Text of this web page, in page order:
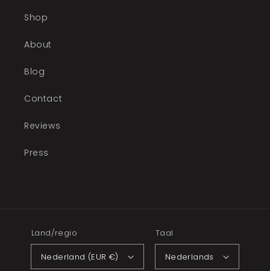
Shop
About
Blog
Contact
Reviews
Press
Land/regio
Nederland (EUR €)
Taal
Nederlands